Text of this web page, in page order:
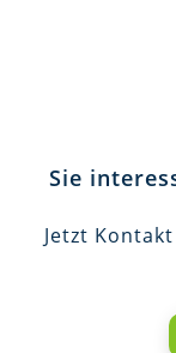
Sie
Jetzt